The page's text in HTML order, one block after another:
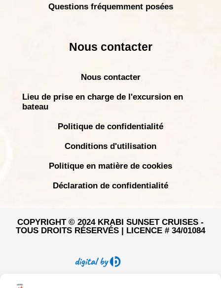
Questions fréquemment posées
Nous contacter
Nous contacter
Lieu de prise en charge de l'excursion en
bateau
Politique de confidentialité
Conditions d'utilisation
Politique en matière de cookies
Déclaration de confidentialité
COPYRIGHT © 2024 KRABI SUNSET CRUISES -
TOUS DROITS RÉSERVÉS | LICENCE # 34/01084